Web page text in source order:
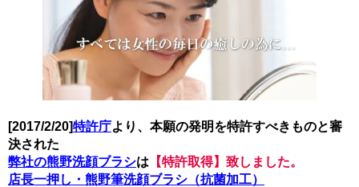
[2017/2/20]特許庁より、本願の発明を特許すべきものと審
決された
弊社の熊野洗顔ブラシは 【特許取得】致しました。
店長一押し・熊野筆洗顔ブラシ（抗菌加工）